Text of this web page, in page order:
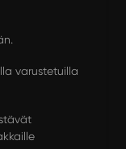
varustetuilla